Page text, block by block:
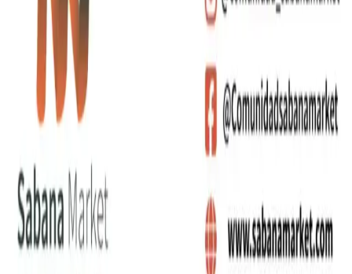
+(57) 310 556 6599
+(57) 310 683 5116
+(57) 320 821 9253
gerencia@sabanamarket.com
Carrera 5 # 26-120 Bloque B, OFI. 402 ,
Funza,Cundinamarca
Sabana Market SAS. Todos los derechos